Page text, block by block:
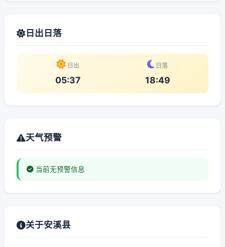
日出日落
日出
05:37
日落
18:49
天气预警
当前无预警信息
关于安溪县